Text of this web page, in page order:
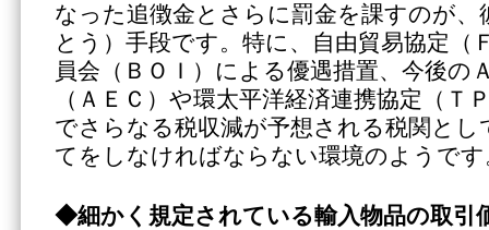
なった追徴金とさらに罰金を課すのが、
とう）手段です。特に、自由貿易協定（
員会（ＢＯＩ）による優遇措置、今後の
（ＡＥＣ）や環太平洋経済連携協定（Ｔ
でさらなる税収減が予想される税関と
てをしなければならない環境のようです
◆細かく規定されている輸入物品の取引